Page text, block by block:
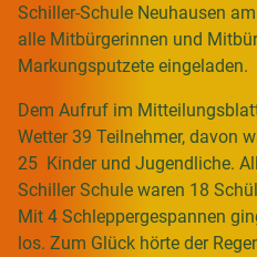
Schiller-Schule Neuhausen
alle Mitbürgerinnen und
Markungsputzete eingeladen.
Dem Aufruf im
Wetter 39 Teilnehmer, davon
25 Kinder und Jugendliche.
Schiller Schule waren 18
Mit 4 Schleppergespannen
los. Zum Glück hörte der